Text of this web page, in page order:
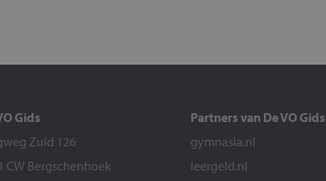
Gids
Zuid 126
CW Bergschenhoek
Partners van De VO Gids
gymnasia.nl
leergeld.nl